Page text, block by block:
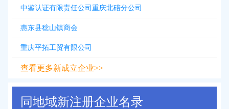
中鉴认证有限责任公司重庆北碚分公司
惠东县稔山镇商会
重庆平拓工贸有限公司
查看更多新成立企业>>
同地域新注册企业名录